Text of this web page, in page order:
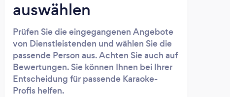
auswählen
Prüfen Sie die eingegangenen Angebote
von Dienstleistenden und wählen Sie die
passende Person aus. Achten Sie auch auf
Bewertungen. Sie können Ihnen bei Ihrer
Entscheidung für passende Karaoke-
Profis helfen.